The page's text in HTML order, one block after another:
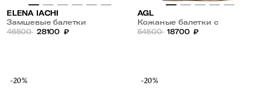
ELENA IACHI
Замшевые балетки
46500 28100 ₽
AGL
Кожаные балетки с
перфорацией
54500 18700 ₽
-20% -20%